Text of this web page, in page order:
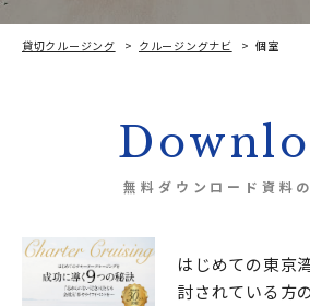
貸切クルージング クルージングナビ 個室
無料ダウンロード資料
はじめての東京
討されている方の